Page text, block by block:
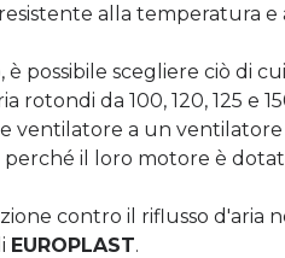
alla temperatura e
possibile scegliere ciò di
rotondi da 100, 120, 125 e
ventilatore a un
perché il loro motore è
contro il riflusso d'aria
EUROPLAST.